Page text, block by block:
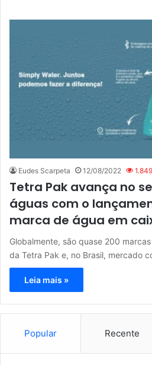
Eudes Scarpeta 12/08/2022 1.849
Tetra Pak avança no
águas com o
marca de água em
Globalmente, são quase 200
da Tetra Pak e, no Brasil, mercado
Leia mais »
Popular Recente